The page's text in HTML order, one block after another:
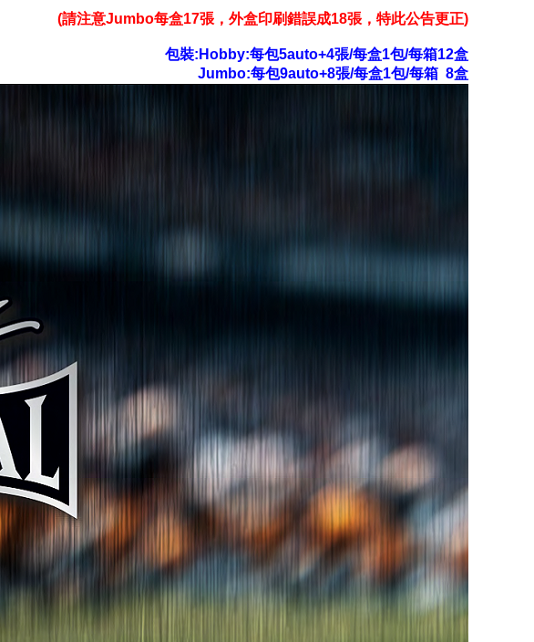
(請注意Jumbo每盒17張，外盒印刷錯誤成18張，特此公告更正)
包裝:Hobby:每包5auto+4張/每盒1包/每箱12盒
Jumbo:每包9auto+8張/每盒1包/每箱 8盒